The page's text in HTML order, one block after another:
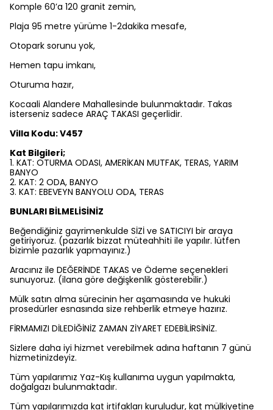
Komple 60’a 120 granit zemin,
Plaja 95 metre yürüme 1-2dakika mesafe,
Otopark sorunu yok,
Hemen tapu imkanı,
Oturuma hazır,
Kocaali Alandere Mahallesinde bulunmaktadır. Takas
isterseniz sadece ARAÇ TAKASI geçerlidir.
Villa Kodu: V457
Kat Bilgileri;
1. KAT: OTURMA ODASI, AMERİKAN MUTFAK, TERAS, YARIM
BANYO
2. KAT: 2 ODA, BANYO
3. KAT: EBEVEYN BANYOLU ODA, TERAS
BUNLARI BİLMELİSİNİZ
Beğendiğiniz gayrimenkulde SİZİ ve SATICIYI bir araya
getiriyoruz. (pazarlık bizzat müteahhiti ile yapılır. lütfen
bizimle pazarlık yapmayınız.)
Aracınız ile DEĞERİNDE TAKAS ve Ödeme seçenekleri
sunuyoruz. (ilana göre değişkenlik gösterebilir.)
Mülk satın alma sürecinin her aşamasında ve hukuki
prosedürler esnasında size rehberlik etmeye hazırız.
FİRMAMIZI DİLEDİĞİNİZ ZAMAN ZİYARET EDEBİLİRSİNİZ.
Sizlere daha iyi hizmet verebilmek adına haftanın 7 günü
hizmetinizdeyiz.
Tüm yapılarımız Yaz-Kış kullanıma uygun yapılmakta,
doğalgazı bulunmaktadır.
Tüm yapılarımızda kat irtifakları kuruludur, kat mülkiyetine